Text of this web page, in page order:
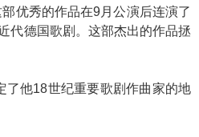
优秀的作品在9月公演后连演了
代德国歌剧。这部杰出的作品拯
他18世纪重要歌剧作曲家的地